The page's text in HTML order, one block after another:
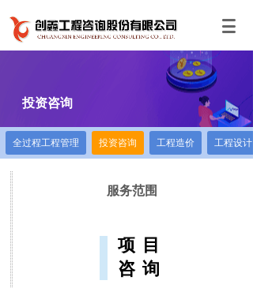
投资咨询
全过程工程管理 投资咨询 工程造价 工程设计
项目
咨询
服务范围